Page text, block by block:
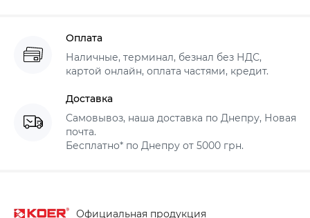
Оплата
Наличные, терминал, безнал без НДС,
картой онлайн, оплата частями, кредит.
Доставка
Самовывоз, наша доставка по Днепру, Новая
почта.
Бесплатно* по Днепру от 5000 грн.
Официальная продукция